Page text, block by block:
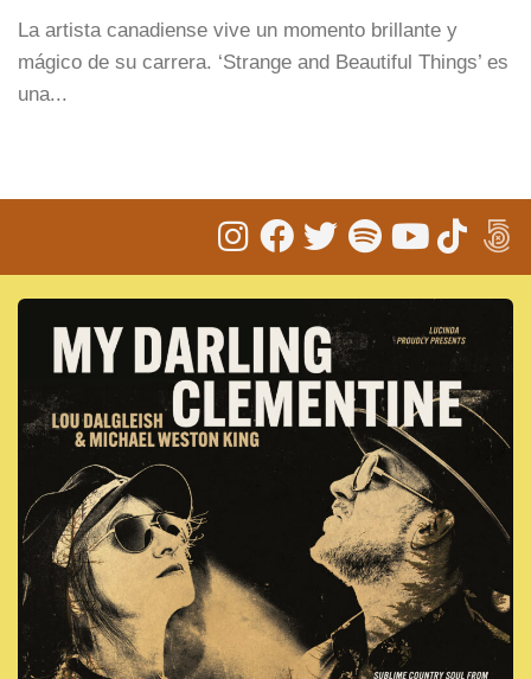
La artista canadiense vive un momento brillante y
mágico de su carrera. ‘Strange and Beautiful Things’ es
una...